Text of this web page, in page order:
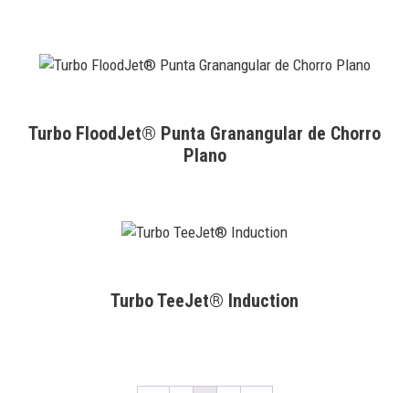
Turbo FloodJet® Punta Granangular de Chorro
Plano
Turbo TeeJet® Induction